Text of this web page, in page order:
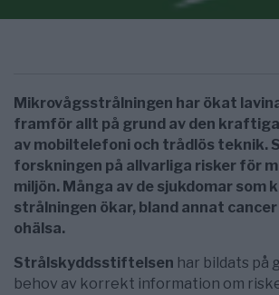
Mikrovågsstrålningen har ökat
framför allt på grund av den
av mobiltelefoni och trådlös teknik.
forskningen på allvarliga risker för
miljön. Många av de sjukdomar som
strålningen ökar, bland annat
ohälsa.
Strålskyddsstiftelsen har bildats på
behov av korrekt information om